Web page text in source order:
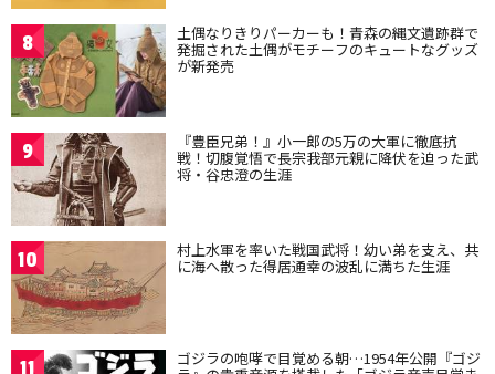
8 土偶なりきりパーカーも！青森の縄文遺跡群で
発掘された土偶がモチーフのキュートなグッズ
が新発売
9 『豊臣兄弟！』小一郎の5万の大軍に徹底抗
戦！切腹覚悟で長宗我部元親に降伏を迫った武
将・谷忠澄の生涯
10 村上水軍を率いた戦国武将！幼い弟を支え、共
に海へ散った得居通幸の波乱に満ちた生涯
11 ゴジラの咆哮で目覚める朝…1954年公開『ゴジ